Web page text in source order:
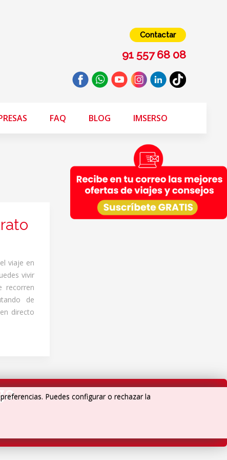
Contactar
91 557 68 08
FAQ BLOG IMSERSO
viaje en
vivir
recorren
de
directo
Puedes configurar o rechazar la